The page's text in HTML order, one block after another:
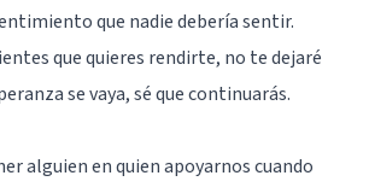
que nadie debería sentir.
que quieres rendirte, no te dejaré
se vaya, sé que continuarás.
alguien en quien apoyarnos cuando